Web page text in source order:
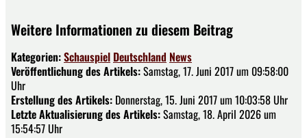
Weitere Informationen zu diesem Beitrag
Kategorien:Schauspiel Deutschland News
Veröffentlichung des Artikels:Samstag, 17. Juni 2017 um 09:58:00
Uhr
Erstellung des Artikels: Donnerstag, 15. Juni 2017 um 10:03:58 Uhr
Letzte Aktualisierung des Artikels:Samstag, 18. April 2026 um
15:54:57 Uhr